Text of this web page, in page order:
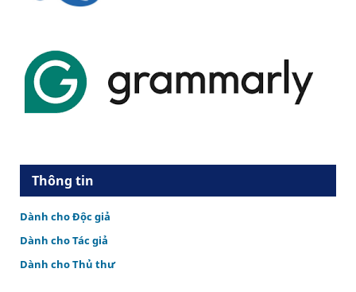
Thông tin
Dành cho Độc giả
Dành cho Tác giả
Dành cho Thủ thư